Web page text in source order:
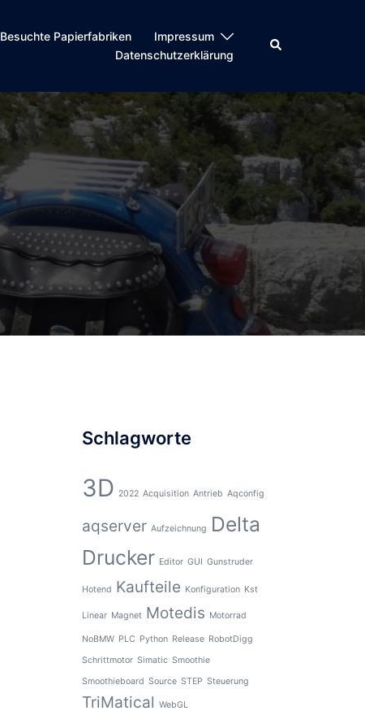
Besuchte Papierfabriken
Impressum
Datenschutzerklärung
Suche
Schlagworte
3D 2022 Acquisition Antrieb Aqconfig
aqserver Aufzeichnung
Delta
Drucker Editor GUI Gunstruder
Hotend Kaufteile Konfiguration Kst
Linear Magnet Motedis Motorrad
NoBMW PLC Python Release RobotDigg
Schrittmotor Simatic Smoothie
Smoothieboard Source STEP Steuerung
TriMatical WebGL